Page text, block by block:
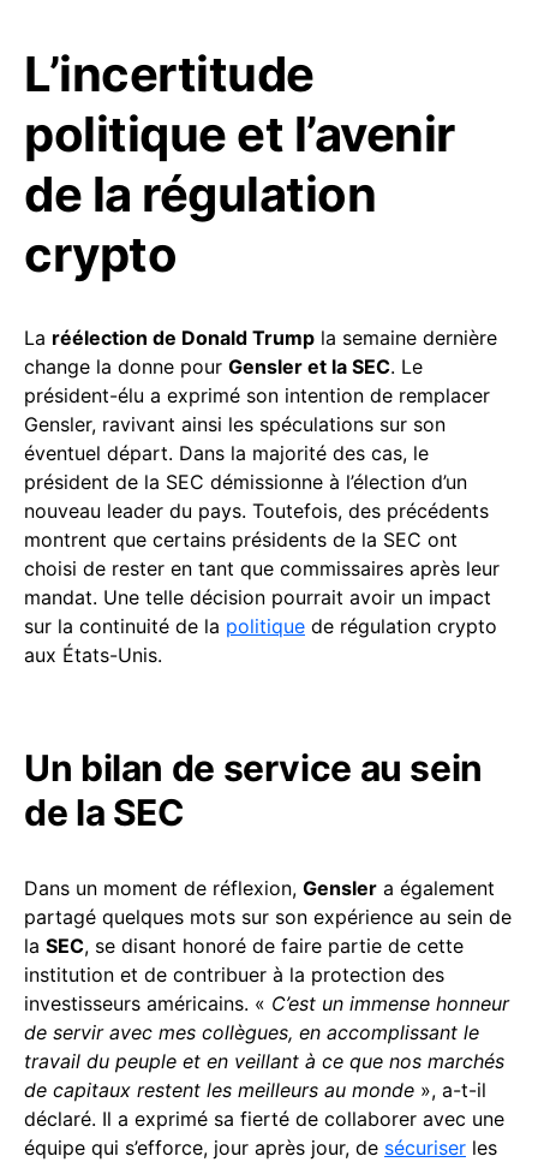
L’incertitude
politique et l’avenir
de la régulation
crypto
La réélection de Donald Trump la semaine dernière
change la donne pour Gensler et la SEC. Le
président-élu a exprimé son intention de remplacer
Gensler, ravivant ainsi les spéculations sur son
éventuel départ. Dans la majorité des cas, le
président de la SEC démissionne à l’élection d’un
nouveau leader du pays. Toutefois, des précédents
montrent que certains présidents de la SEC ont
choisi de rester en tant que commissaires après leur
mandat. Une telle décision pourrait avoir un impact
sur la continuité de la politique de régulation crypto
aux États-Unis.
Un bilan de service au sein
de la SEC
Dans un moment de réflexion, Gensler a également
partagé quelques mots sur son expérience au sein de
la SEC, se disant honoré de faire partie de cette
institution et de contribuer à la protection des
investisseurs américains. « C’est un immense honneur
de servir avec mes collègues, en accomplissant le
travail du peuple et en veillant à ce que nos marchés
de capitaux restent les meilleurs au monde », a-t-il
déclaré. Il a exprimé sa fierté de collaborer avec une
équipe qui s’efforce, jour après jour, de sécuriser les